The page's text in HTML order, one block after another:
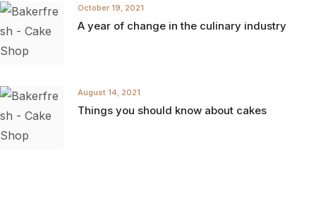
October 19, 2021
A year of change in the culinary industry
August 14, 2021
Things you should know about cakes